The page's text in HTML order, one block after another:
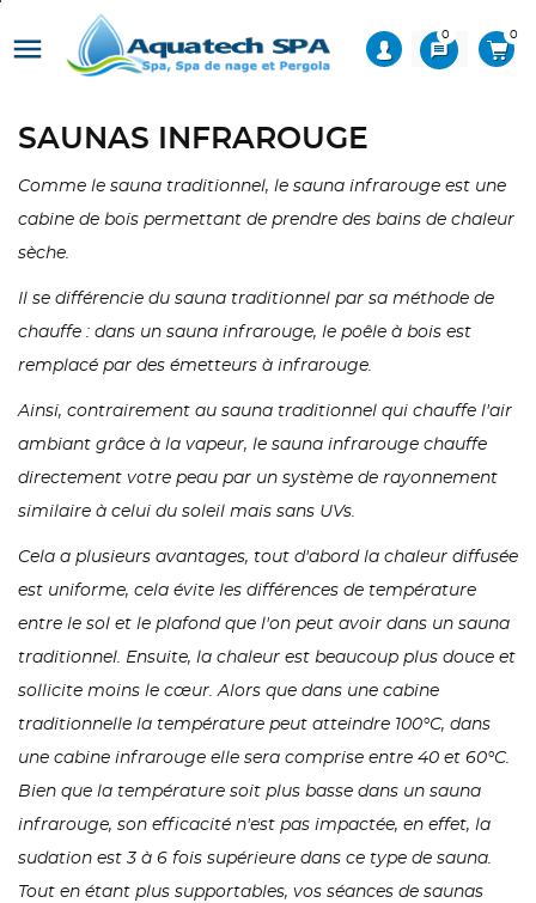
 message
0 0
SAUNAS INFRAROUGE
Comme le sauna traditionnel, le sauna infrarouge est une
cabine de bois permettant de prendre des bains de chaleur
sèche.
Il se différencie du sauna traditionnel par sa méthode de
chauffe : dans un sauna infrarouge, le poêle à bois est
remplacé par des émetteurs à infrarouge.
Ainsi, contrairement au sauna traditionnel qui chauffe l'air
ambiant grâce à la vapeur, le sauna infrarouge chauffe
directement votre peau par un système de rayonnement
similaire à celui du soleil mais sans UVs.
Cela a plusieurs avantages, tout d'abord la chaleur diffusée
est uniforme, cela évite les différences de température
entre le sol et le plafond que l'on peut avoir dans un sauna
traditionnel. Ensuite, la chaleur est beaucoup plus douce et
sollicite moins le cœur. Alors que dans une cabine
traditionnelle la température peut atteindre 100°C, dans
une cabine infrarouge elle sera comprise entre 40 et 60°C.
Bien que la température soit plus basse dans un sauna
infrarouge, son efficacité n'est pas impactée, en effet, la
sudation est 3 à 6 fois supérieure dans ce type de sauna.
Tout en étant plus supportables, vos séances de saunas